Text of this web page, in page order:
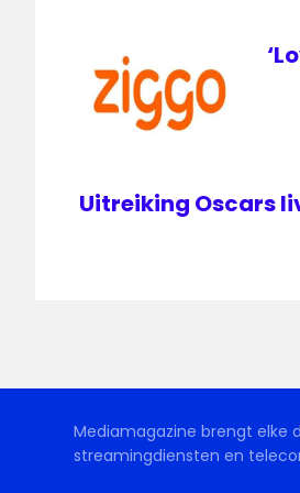
ziggo
Uitreiking Oscars
Mediamagazine brengt elke
streamingdiensten en